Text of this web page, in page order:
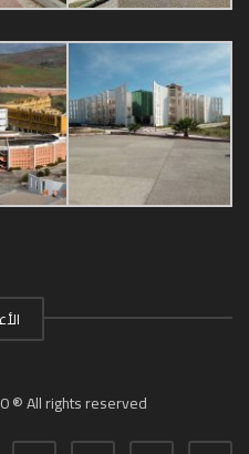
® All rights reserved